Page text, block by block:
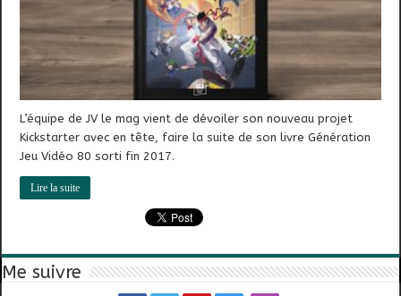
L’équipe de JV le mag vient de dévoiler son nouveau projet
Kickstarter avec en tête, faire la suite de son livre Génération
Jeu Vidéo 80 sorti fin 2017.
Lire la suite
Me suivre